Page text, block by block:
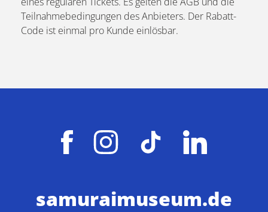
Teilnahmebedingungen des Anbieters. Der Rabatt-
Code ist einmal pro Kunde einlösbar.
samuraimuseum.de